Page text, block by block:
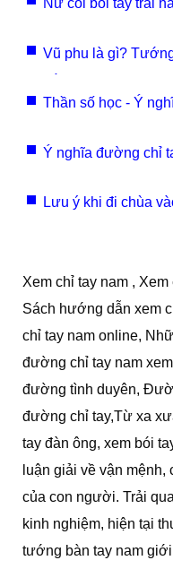
Nữ coi bói tay trái
Vũ phu là gì?
Thần số học - Ý
Ý nghĩa đường chỉ
Lưu ý khi đi chùa
Xem chỉ tay nam ,
Sách hướng dẫn xem
chỉ tay nam online,
đường chỉ tay nam
đường tình duyên,
đường chỉ tay,Từ xa
tay đàn ông, xem bói
luận giải về vận
của con người. Trải
kinh nghiệm, hiện tại
tướng bàn tay nam